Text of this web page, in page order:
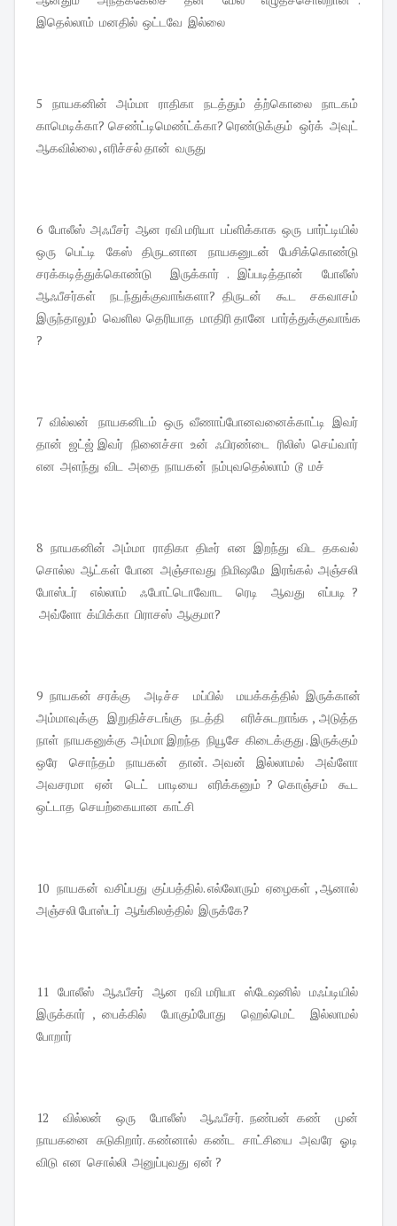
இதெல்லாம் மனதில் ஒட்டவே இல்லை
5 நாயகனின் அம்மா ராதிகா நடத்தும் த்ற்கொலை நாடகம்
காமெடிக்கா? செண்ட்டிமெண்ட்க்கா? ரெண்டுக்கும் ஒர்க் அவுட்
ஆகவில்லை , எரிச்சல் தான் வருது
6 போலீஸ் அஃபீசர் ஆன ரவி மரியா பப்ளிக்காக ஒரு பார்ட்டியில்
ஒரு பெட்டி கேஸ் திருடனான நாயகனுடன் பேசிக்கொண்டு
சரக்கடித்துக்கொண்டு இருக்கார் . இப்படித்தான் போலீஸ்
ஆஃபீசர்கள் நடந்துக்குவாங்களா? திருடன் கூட சகவாசம்
இருந்தாலும் வெளில தெரியாத மாதிரி தானே பார்த்துக்குவாங்க
?
7 வில்லன் நாயகனிடம் ஒரு வீணாப்போனவனைக்காட்டி இவர்
தான் ஜட்ஜ் இவர் நினைச்சா உன் ஃபிரண்டை ரிலிஸ் செய்வார்
என அளந்து விட அதை நாயகன் நம்புவதெல்லாம் டூ மச்
8 நாயகனின் அம்மா ராதிகா திடீர் என இறந்து விட தகவல்
சொல்ல ஆட்கள் போன அஞ்சாவது நிமிஷமே இரங்கல் அஞ்சலி
போஸ்டர் எல்லாம் ஃபோட்டொவோட ரெடி ஆவது எப்படி ?
அவ்ளோ க்யிக்கா பிராசஸ் ஆகுமா?
9 நாயகன் சரக்கு அடிச்ச மப்பில் மயக்கத்தில் இருக்கான்
அம்மாவுக்கு இறுதிச்சடங்கு நடத்தி எரிச்சுடறாங்க , அடுத்த
நாள் நாயகனுக்கு அம்மா இறந்த நியூசே கிடைக்குது . இருக்கும்
ஒரே சொந்தம் நாயகன் தான். அவன் இல்லாமல் அவ்ளோ
அவசரமா ஏன் டெட் பாடியை எரிக்கனும் ? கொஞ்சம் கூட
ஒட்டாத செயற்கையான காட்சி
10 நாயகன் வசிப்பது குப்பத்தில். எல்லோரும் ஏழைகள் , ஆனால்
அஞ்சலி போஸ்டர் ஆங்கிலத்தில் இருக்கே?
11 போலீஸ் ஆஃபீசர் ஆன ரவி மரியா ஸ்டேஷனில் மஃப்டியில்
இருக்கார் , பைக்கில் போகும்போது ஹெல்மெட் இல்லாமல்
போறார்
12 வில்லன் ஒரு போலீஸ் ஆஃபீசர். நண்பன் கண் முன்
நாயகனை சுடுகிறார். கண்னால் கண்ட சாட்சியை அவரே ஓடி
விடு என சொல்லி அனுப்புவது ஏன் ?